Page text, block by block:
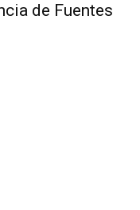
de Fuentes